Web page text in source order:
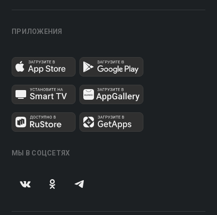
ПРИЛОЖЕНИЯ
МЫ В СОЦСЕТЯХ